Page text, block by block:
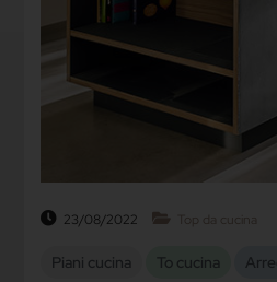
23/08/2022
Piani cucina To cucina